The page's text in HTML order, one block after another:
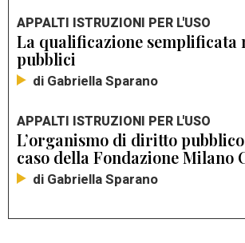
APPALTI ISTRUZIONI PER L'USO
La qualificazione semplificata
pubblici
di Gabriella Sparano
APPALTI ISTRUZIONI PER L'USO
L’organismo di diritto
caso della Fondazione Milano
di Gabriella Sparano